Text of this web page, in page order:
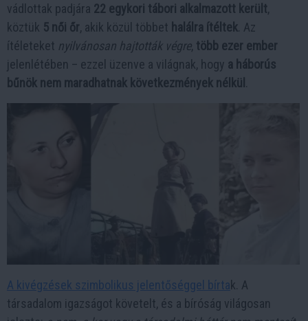
vádlottak padjára 22 egykori tábori alkalmazott került,
köztük 5 női őr, akik közül többet halálra ítéltek . Az
ítéleteket nyilvánosan hajtották végre, több ezer ember
jelenlétében – ezzel üzenve a világnak, hogy a háborús
bűnök nem maradhatnak következmények nélkül
A kivégzések szimbolikus jelentőséggel bírtak. A
társadalom igazságot követelt, és a bíróság világosan